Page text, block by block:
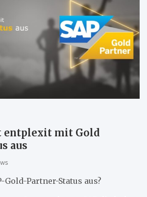
entplexit mit Gold
aus
Gold-Partner-Status aus?